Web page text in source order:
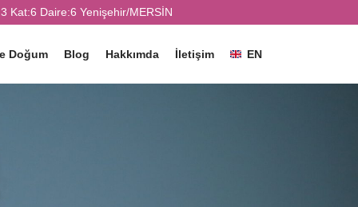
Kat:6 Daire:6 Yenişehir/MERSİN
Doğum Blog Hakkımda İletişim EN